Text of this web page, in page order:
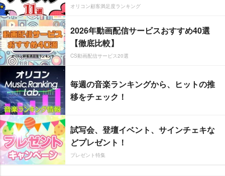
オリコン顧客満足度ランキング
2026年動画配信サービスおすすめ40選
【徹底比較】
CS動画配信サービス20選
毎週の音楽ランキングから、ヒットの推
移をチェック！
試写会、登壇イベント、サインチェキな
どプレゼント！
プレゼント特集